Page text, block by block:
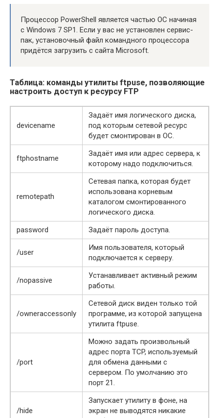
Процессор PowerShell является частью ОС начиная
с Windows 7 SP1. Если у вас не установлен сервис-
пак, установочный файл командного процессора
придётся загрузить с сайта Microsoft.
Таблица: команды утилиты ftpuse, позволяющие
настроить доступ к ресурсу FTP
devicename
Задаёт имя логического диска,
под которым сетевой ресурс
будет смонтирован в ОС.
ftphostname
Задаёт имя или адрес сервера, к
которому надо подключиться.
remotepath
Сетевая папка, которая будет
использована корневым
каталогом смонтированного
логического диска.
password
Задаёт пароль доступа.
/user
Имя пользователя, который
подключается к серверу.
/nopassive
Устанавливает активный режим
работы.
/owneraccessonly
Сетевой диск виден только той
программе, из которой запущена
утилита ftpuse.
/port
Можно задать произвольный
адрес порта TCP, используемый
для обмена данными с
сервером. По умолчанию это
порт 21.
/hide
Запускает утилиту в фоне, на
экран не выводятся никакие